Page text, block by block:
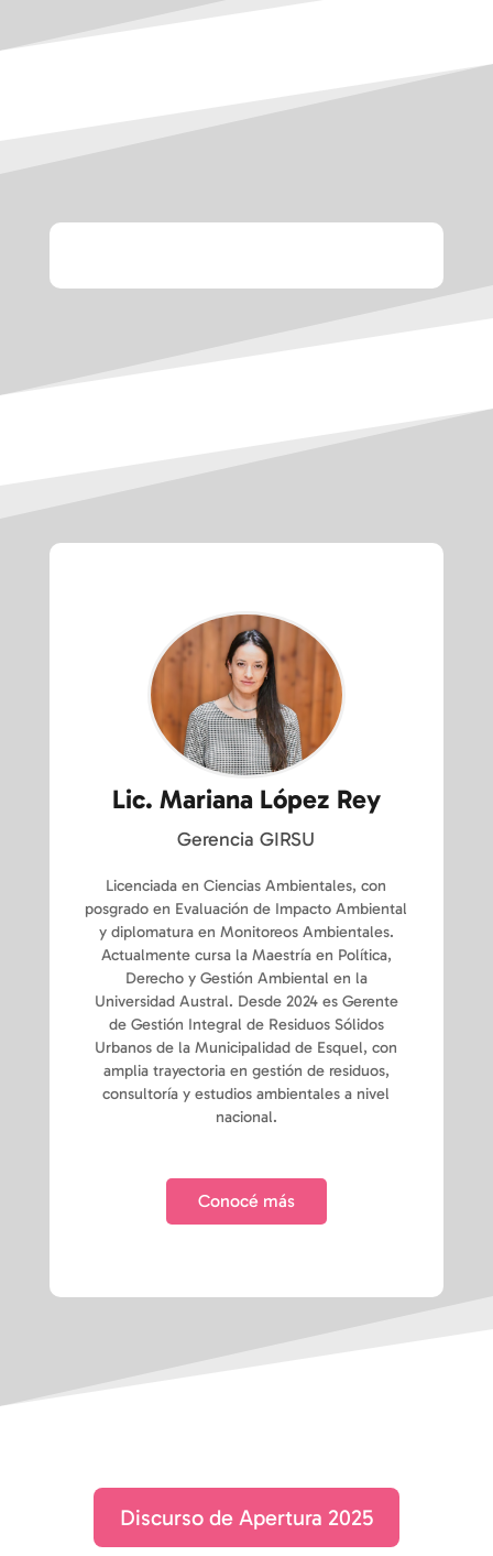
Lic. Mariana López Rey
Gerencia GIRSU
Licenciada en Ciencias Ambientales, con
posgrado en Evaluación de Impacto Ambiental
y diplomatura en Monitoreos Ambientales.
Actualmente cursa la Maestría en Política,
Derecho y Gestión Ambiental en la
Universidad Austral. Desde 2024 es Gerente
de Gestión Integral de Residuos Sólidos
Urbanos de la Municipalidad de Esquel, con
amplia trayectoria en gestión de residuos,
consultoría y estudios ambientales a nivel
nacional.
Conocé más
Discurso de Apertura 2025